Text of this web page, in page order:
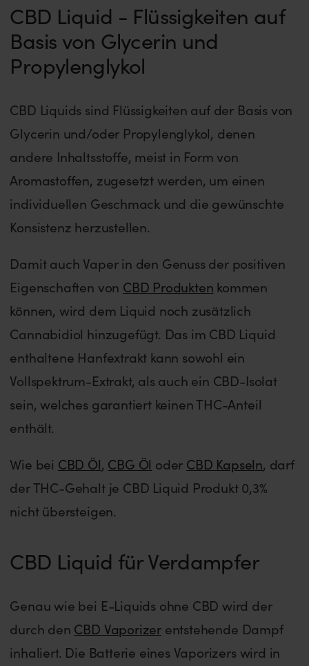
CBD Liquid - Flüssigkeiten auf
Basis von Glycerin und
Propylenglykol
CBD Liquids sind Flüssigkeiten auf der Basis von
Glycerin und/oder Propylenglykol, denen
andere Inhaltsstoffe, meist in Form von
Aromastoffen, zugesetzt werden, um einen
individuellen Geschmack und die gewünschte
Konsistenz herzustellen.
Damit auch Vaper in den Genuss der positiven
Eigenschaften von CBD Produkten kommen
können, wird dem Liquid noch zusätzlich
Cannabidiol hinzugefügt. Das im CBD Liquid
enthaltene Hanfextrakt kann sowohl ein
Vollspektrum-Extrakt, als auch ein CBD-Isolat
sein, welches garantiert keinen THC-Anteil
enthält.
Wie bei CBD Öl, CBG Öl oder CBD Kapseln, darf
der THC-Gehalt je CBD Liquid Produkt 0,3%
nicht übersteigen.
CBD Liquid für Verdampfer
Genau wie bei E-Liquids ohne CBD wird der
durch den CBD Vaporizer entstehende Dampf
inhaliert. Die Batterie eines Vaporizers wird in